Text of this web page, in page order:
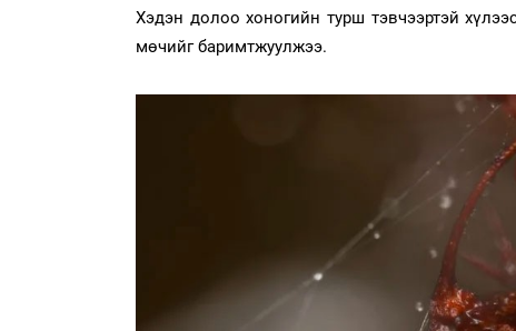
Хэдэн долоо хоногийн турш тэвчээртэй
мөчийг баримтжуулжээ.